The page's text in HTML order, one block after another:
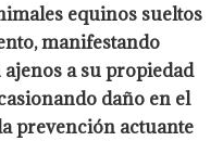
equinos sueltos
manifestando
a su propiedad
daño en el
prevención actuante